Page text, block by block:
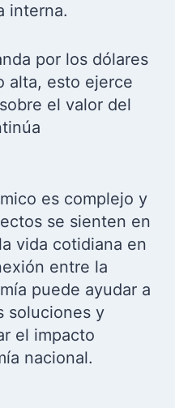
interna.
por los dólares
alta, esto ejerce
el valor del
es complejo y
se sienten en
vida cotidiana en
entre la
puede ayudar a
soluciones y
el impacto
nacional.